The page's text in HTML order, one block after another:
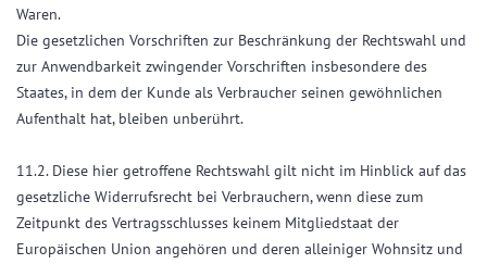
Waren.
Die gesetzlichen Vorschriften zur Beschränkung der Rechtswahl und
zur Anwendbarkeit zwingender Vorschriften insbesondere des
Staates, in dem der Kunde als Verbraucher seinen gewöhnlichen
Aufenthalt hat, bleiben unberührt.
11.2. Diese hier getroffene Rechtswahl gilt nicht im Hinblick auf das
gesetzliche Widerrufsrecht bei Verbrauchern, wenn diese zum
Zeitpunkt des Vertragsschlusses keinem Mitgliedstaat der
Europäischen Union angehören und deren alleiniger Wohnsitz und